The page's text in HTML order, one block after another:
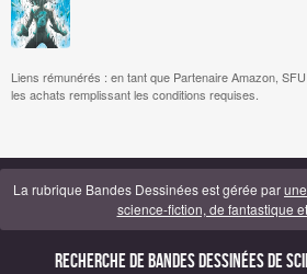
Liens rémunérés : en tant que Partenaire Amazon,
les achats remplissant les conditions requises.
La rubrique Bandes Dessinées est gérée par
science-fiction, de fantastique
Recherche de Bandes Dessinées de